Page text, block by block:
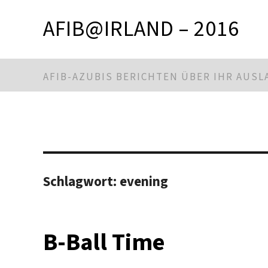
AFIB@IRLAND – 2016
AFIB-AZUBIS BERICHTEN ÜBER IHR
Schlagwort: evening
B-Ball Time